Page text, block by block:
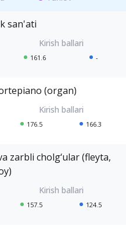
san'ati
161.6 -
(organ)
176.5 166.3
zarbli cholg‘ular (fleyta,
157.5 124.5